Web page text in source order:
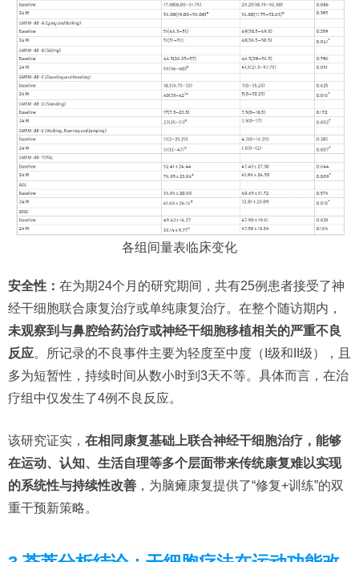
各组间量表临床变化
安全性： 在为期24个月的研究期间，共有25例患者接受了神
经干细胞联合康复治疗或单纯康复治疗。在整个随访期内，
未观察到与鼻腔给药治疗或神经干细胞移植相关的严重不良
反应。所记录的不良事件主要为轻度至中度（I级和II级），且
多为短暂性，持续时间从数小时到3天不等。具体而言，在治
疗组中仅发生了4例不良反应。
该研究证实， 在相同康复基础上联合神经干细胞治疗，能够
在运动、认知、生活自理等多个层面带来传统康复难以实现
的系统性与持续性改善 ，为脑瘫康复提供了“修复+训练”的双
重干预新策略。